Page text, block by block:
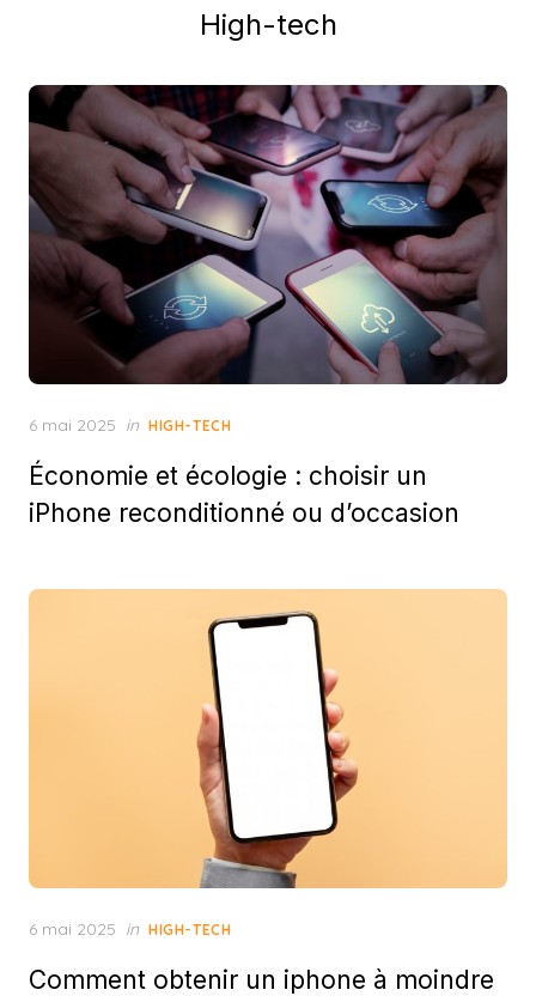
High-tech
Posted
6 mai 2025 in HIGH-TECH
Économie et écologie : choisir un
iPhone reconditionné ou d’occasion
Posted
6 mai 2025 in HIGH-TECH
Comment obtenir un iphone à moindre